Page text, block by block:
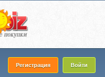
Регистрация Войти